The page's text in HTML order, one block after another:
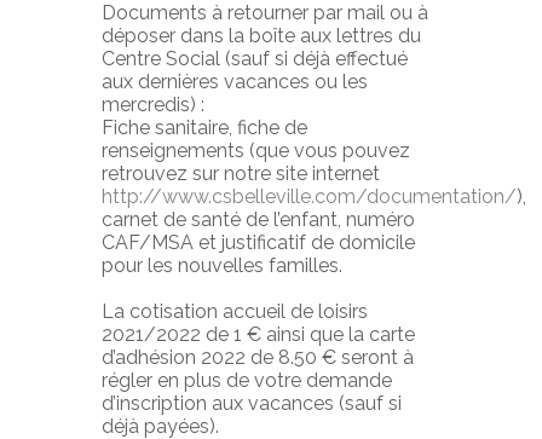
Documents à retourner par mail ou à
déposer dans la boîte aux lettres du
Centre Social (sauf si déjà effectué
aux dernières vacances ou les
mercredis) :
Fiche sanitaire, fiche de
renseignements (que vous pouvez
retrouvez sur notre site internet
http://www.csbelleville.com/documentation/),
carnet de santé de l’enfant, numéro
CAF/MSA et justificatif de domicile
pour les nouvelles familles.
La cotisation accueil de loisirs
2021/2022 de 1 € ainsi que la carte
d’adhésion 2022 de 8.50 € seront à
régler en plus de votre demande
d’inscription aux vacances (sauf si
déjà payées).